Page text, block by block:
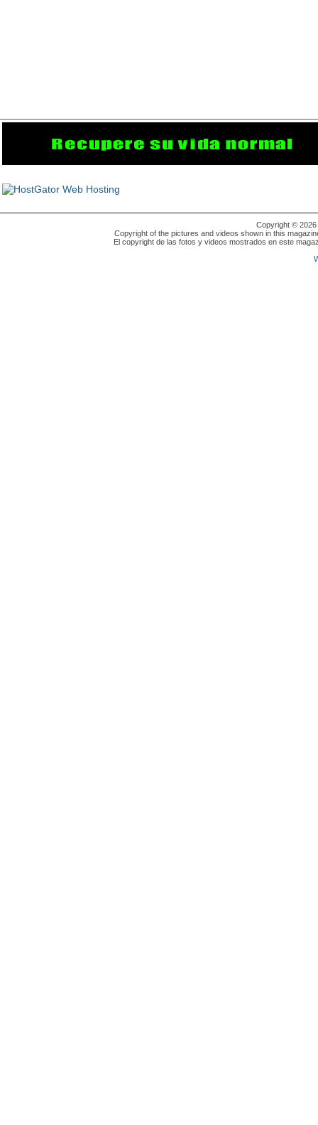
Copyright © 2026
Copyright of the pictures and videos shown in this
El copyright de las fotos y videos mostrados en este